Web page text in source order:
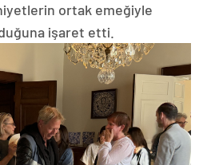
ortak emeğiyle
işaret etti.